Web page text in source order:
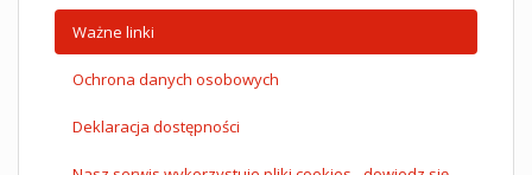
Ważne linki
Ochrona danych osobowych
Deklaracja dostępności